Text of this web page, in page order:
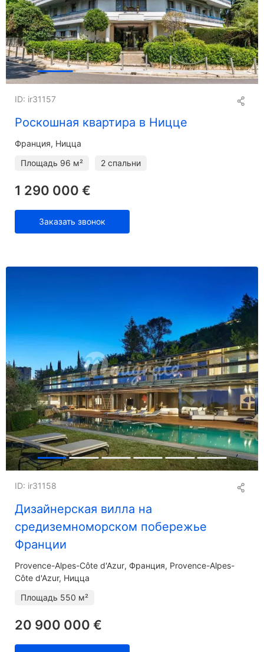
+3
Роскошная квартира в Ницце
ID: ir31157
Франция, Ницца
Площадь 96 м² 2 спальни
1 290 000 €
Заказать звонок
Дизайнерская вилла на
средиземноморском побережье
Франции
ID: ir31158
Provence-Alpes-Côte d'Azur Франция, Provence-Alpes-
Côte d'Azur, Ницца
Площадь 550 м²
20 900 000 €